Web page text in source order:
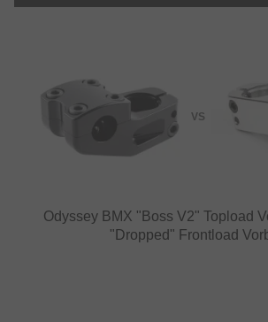
VS
Odyssey BMX "Boss V2" Topload
"Dropped" Frontload